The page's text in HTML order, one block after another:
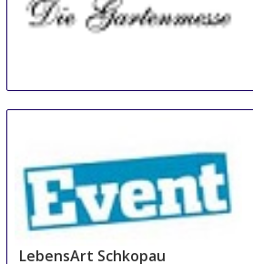
LebensArt Schkopau